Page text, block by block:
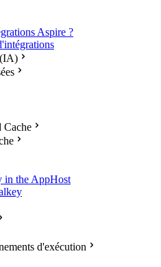
Aspire ?
Cache
in the AppHost
d'exécution